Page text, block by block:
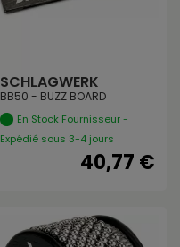
SCHLAGWERK
BB50 - BUZZ BOARD
En Stock Fournisseur -
Expédié sous 3-4 jours
40,77 €